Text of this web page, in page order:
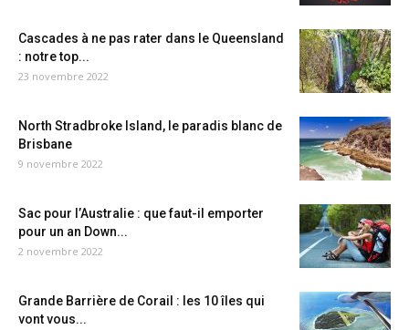
Cascades à ne pas rater dans le Queensland
: notre top...
23 novembre 2022
North Stradbroke Island, le paradis blanc de
Brisbane
9 novembre 2022
Sac pour l’Australie : que faut-il emporter
pour un an Down...
2 novembre 2022
Grande Barrière de Corail : les 10 îles qui
vont vous...